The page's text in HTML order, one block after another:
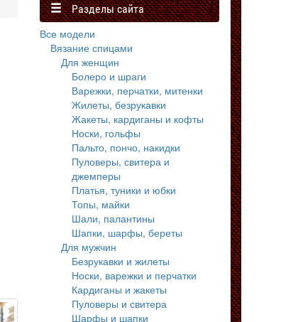
Разделы сайта
Все модели
Вязание спицами
Для женщин
Болеро и шраги
Варежки, перчатки, митенки
Жилеты, безрукавки
Жакеты, кардиганы и кофты
Носки, гольфы
Пальто, пончо, накидки
Пуловеры, свитера и
джемперы
Платья, туники и юбки
Топы, майки
Шали, палантины
Шапки, шарфы, береты
Для мужчин
Безрукавки и жилеты
Носки, варежки и перчатки
Кардиганы и жакеты
Пуловеры и свитера
Шарфы и шапки